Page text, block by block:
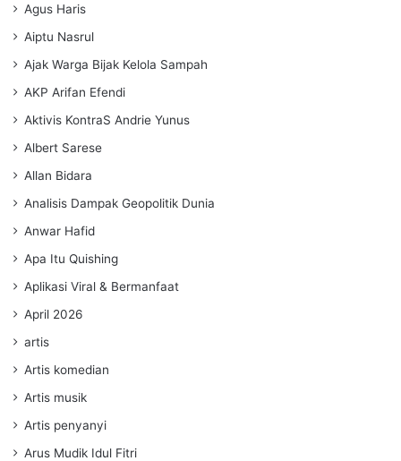
Agus Haris
Aiptu Nasrul
Ajak Warga Bijak Kelola Sampah
AKP Arifan Efendi
Aktivis KontraS Andrie Yunus
Albert Sarese
Allan Bidara
Analisis Dampak Geopolitik Dunia
Anwar Hafid
Apa Itu Quishing
Aplikasi Viral & Bermanfaat
April 2026
artis
Artis komedian
Artis musik
Artis penyanyi
Arus Mudik Idul Fitri